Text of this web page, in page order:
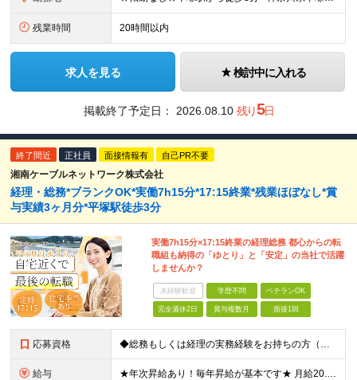
残業時間 20時間以内
求人を見る 検討中に入れる
掲載終了予定日： 2026.08.10 残り5日
終了間近 正社員 面接情報有 自己PR不要
湘南ケーブルネットワーク株式会社
経理・総務*ブランクOK*実働7h15分*17:15終業*残業ほぼなし*賞
与実績3ヶ月分*平塚駅徒歩3分
実働7h15分×17:15終業の経理総務 都心からの転
職組も納得の「ゆとり」と「安定」の当社で活躍
しませんか？
未経験歓迎 学歴不問 ベテランOK
完全週休2日 賞与複数月 面接1回
応募資格 ◆総務もしくは経理の実務経験をお持ちの方（年数不問・ブランクOK） ※学歴不問 ＼こんな方にオススメです！／ ◎これまでは都内に通っていたが湘南で腰を据えて働きたい ◎経理の仕事は好きだけど残業続き
給与 ★年次昇給あり！毎年昇給が基本です★ 月給20.5万円～27万円＋賞与年2回（昨年実績3ヶ月分） ※経験・年齢・スキルを考慮して決定します ※正社員の場合は試用期間3ヶ月。その間の待遇に差異なし